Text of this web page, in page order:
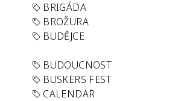
BRIGÁDA
BROŽURA
BUDĚJCE
BUDOUCNOST
BUSKERS FEST
CALENDAR